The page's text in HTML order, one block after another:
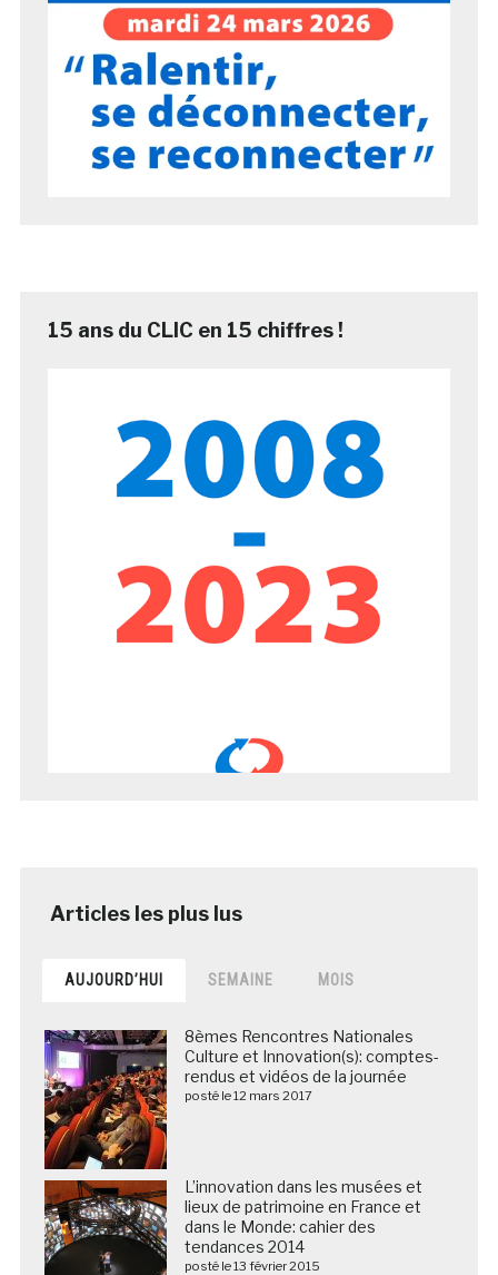
15 ans du CLIC en 15 chiffres !
AUJOURD’HUI SEMAINE MOIS
8èmes Rencontres Nationales
Culture et Innovation(s): comptes-
rendus et vidéos de la journée
posté le 12 mars 2017
L’innovation dans les musées et
lieux de patrimoine en France et
dans le Monde: cahier des
tendances 2014
posté le 13 février 2015